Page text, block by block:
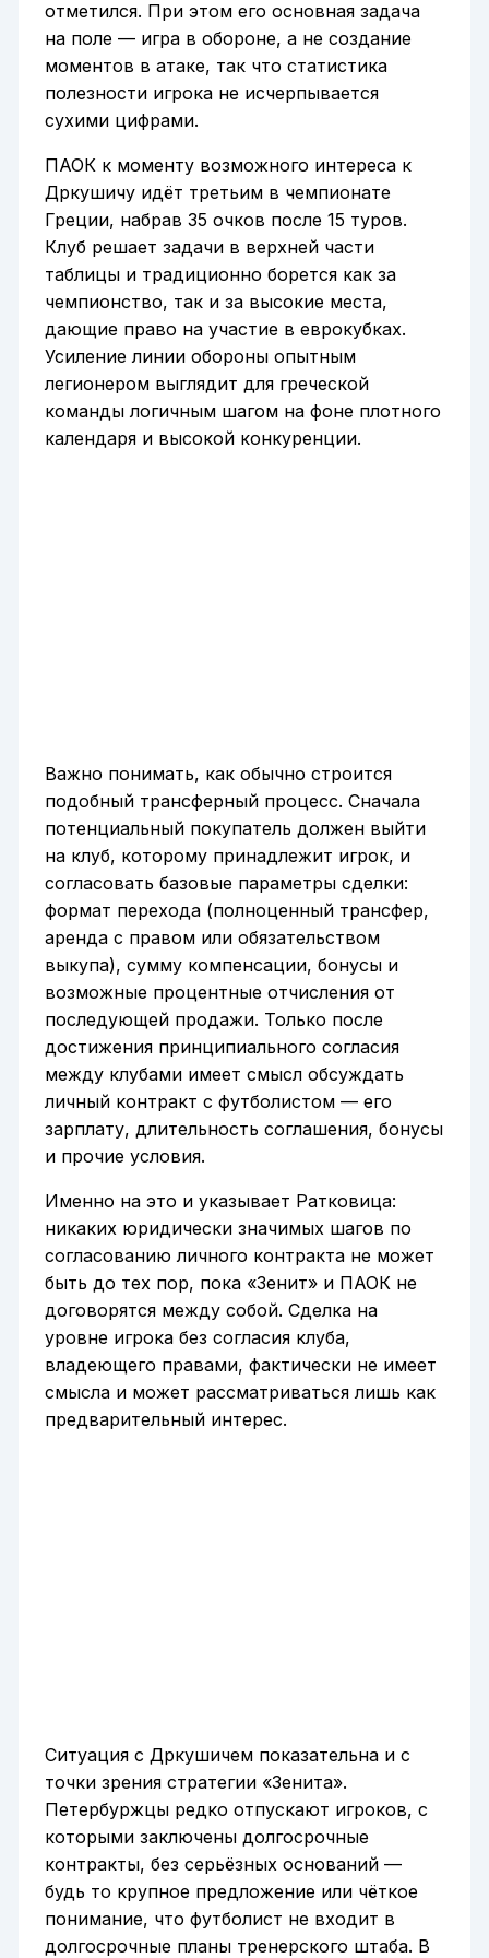
отметился. При этом его основная задача
на поле — игра в обороне, а не создание
моментов в атаке, так что статистика
полезности игрока не исчерпывается
сухими цифрами.
ПАОК к моменту возможного интереса к
Дркушичу идёт третьим в чемпионате
Греции, набрав 35 очков после 15 туров.
Клуб решает задачи в верхней части
таблицы и традиционно борется как за
чемпионство, так и за высокие места,
дающие право на участие в еврокубках.
Усиление линии обороны опытным
легионером выглядит для греческой
команды логичным шагом на фоне плотного
календаря и высокой конкуренции.
Важно понимать, как обычно строится
подобный трансферный процесс. Сначала
потенциальный покупатель должен выйти
на клуб, которому принадлежит игрок, и
согласовать базовые параметры сделки:
формат перехода (полноценный трансфер,
аренда с правом или обязательством
выкупа), сумму компенсации, бонусы и
возможные процентные отчисления от
последующей продажи. Только после
достижения принципиального согласия
между клубами имеет смысл обсуждать
личный контракт с футболистом — его
зарплату, длительность соглашения, бонусы
и прочие условия.
Именно на это и указывает Ратковица:
никаких юридически значимых шагов по
согласованию личного контракта не может
быть до тех пор, пока «Зенит» и ПАОК не
договорятся между собой. Сделка на
уровне игрока без согласия клуба,
владеющего правами, фактически не имеет
смысла и может рассматриваться лишь как
предварительный интерес.
Ситуация с Дркушичем показательна и с
точки зрения стратегии «Зенита».
Петербуржцы редко отпускают игроков, с
которыми заключены долгосрочные
контракты, без серьёзных оснований —
будь то крупное предложение или чёткое
понимание, что футболист не входит в
долгосрочные планы тренерского штаба. В